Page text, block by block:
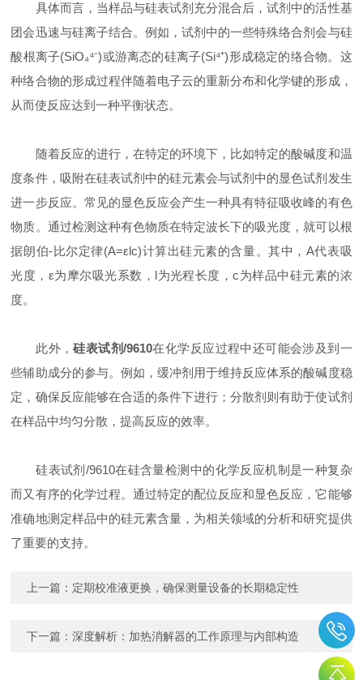
具体而言，当样品与硅表试剂充分混合后，试剂中的活性基
团会迅速与硅离子结合。例如，试剂中的一些特殊络合剂会与硅
酸根离子(SiO₄⁴⁻)或游离态的硅离子(Si⁴⁺)形成稳定的络合物。这
种络合物的形成过程伴随着电子云的重新分布和化学键的形成，
从而使反应达到一种平衡状态。
随着反应的进行，在特定的环境下，比如特定的酸碱度和温
度条件，吸附在硅表试剂中的硅元素会与试剂中的显色试剂发生
进一步反应。常见的显色反应会产生一种具有特征吸收峰的有色
物质。通过检测这种有色物质在特定波长下的吸光度，就可以根
据朗伯-比尔定律(A=εlc)计算出硅元素的含量。其中，A代表吸
光度，ε为摩尔吸光系数，l为光程长度，c为样品中硅元素的浓
度。
此外，硅表试剂/9610在化学反应过程中还可能会涉及到一
些辅助成分的参与。例如，缓冲剂用于维持反应体系的酸碱度稳
定，确保反应能够在合适的条件下进行；分散剂则有助于使试剂
在样品中均匀分散，提高反应的效率。
硅表试剂/9610在硅含量检测中的化学反应机制是一种复杂
而又有序的化学过程。通过特定的配位反应和显色反应，它能够
准确地测定样品中的硅元素含量，为相关领域的分析和研究提供
了重要的支持。
上一篇： 定期校准液更换，确保测量设备的长期稳定性
下一篇：深度解析：加热消解器的工作原理与内部构造